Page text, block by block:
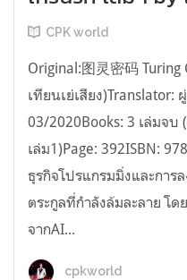
CPK world
Original:图灵密码
เทียนเย่เสียง)Translator:
03/2020Books: 3 เล่มจ
เล่ม1)Page: 392ISBN:
ธุรกิจโปรแกรมมิ่งและกา
ตระกูลที่กำลังล้มละลาย โ
จากAI...
cpkworld